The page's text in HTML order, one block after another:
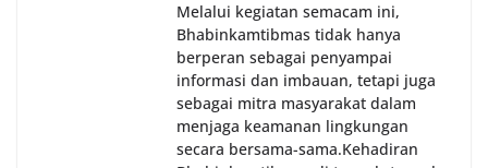
Melalui kegiatan semacam ini,
Bhabinkamtibmas tidak hanya
berperan sebagai penyampai
informasi dan imbauan, tetapi juga
sebagai mitra masyarakat dalam
menjaga keamanan lingkungan
secara bersama-sama.‎‎Kehadiran